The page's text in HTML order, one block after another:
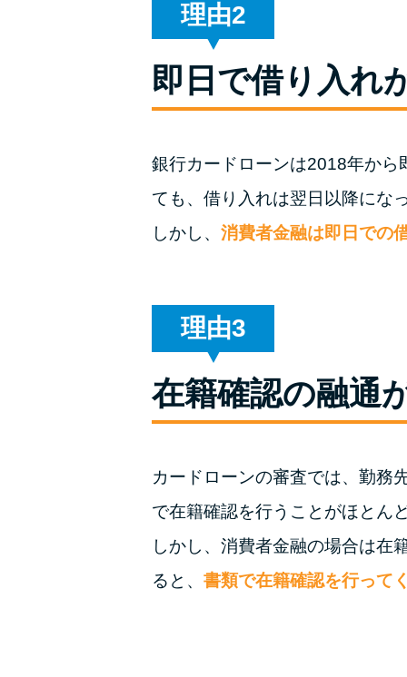
理由
即日で借り入れ
銀行カードローンは2018年から
ても、借り入れは翌日以降にな
しかし、 消費者金融は即日での
理由
在籍確認の融通
カードローンの審査では、勤務
で在籍確認を行うことがほとん
しかし、消費者金融の場合は在
ると、 書類で在籍確認を行って